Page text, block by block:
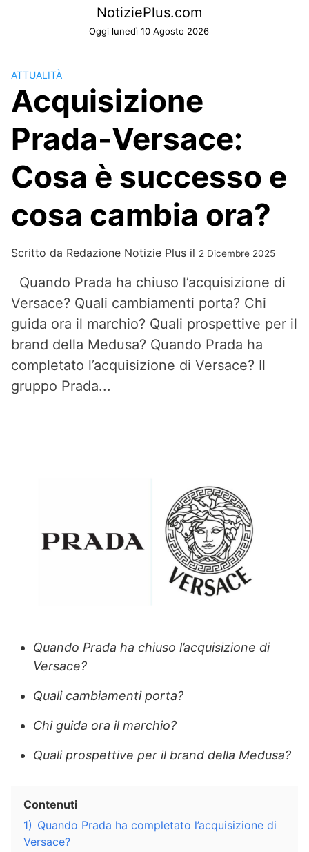
NotiziePlus.com
Oggi lunedì 10 Agosto 2026
ATTUALITÀ
Acquisizione
Prada-Versace:
Cosa è successo e
cosa cambia ora?
Scritto da Redazione Notizie Plus il 2 Dicembre 2025
Quando Prada ha chiuso l’acquisizione di
Versace? Quali cambiamenti porta? Chi
guida ora il marchio? Quali prospettive per il
brand della Medusa? Quando Prada ha
completato l’acquisizione di Versace? Il
gruppo Prada...
Quando Prada ha chiuso l’acquisizione di
Versace?
Quali cambiamenti porta?
Chi guida ora il marchio?
Quali prospettive per il brand della Medusa?
Contenuti
1) Quando Prada ha completato l’acquisizione di
Versace?